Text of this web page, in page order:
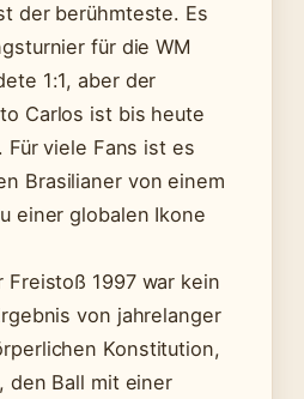
der berühmteste. Es
für die WM
1:1, aber der
Carlos ist bis heute
viele Fans ist es
Brasilianer von einem
einer globalen Ikone
Freistoß 1997 war kein
von jahrelanger
Konstitution,
den Ball mit einer